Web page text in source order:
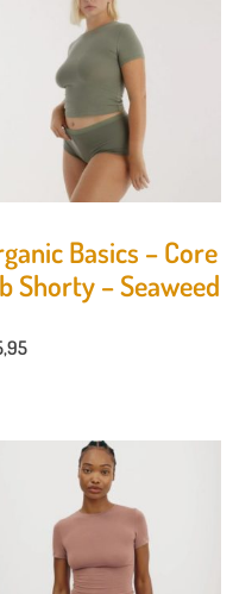
Basics – Core
Shorty – Seaweed